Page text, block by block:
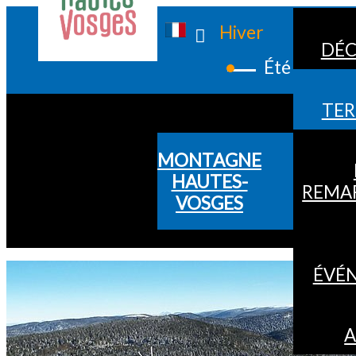
Hiver
Été
MONTAGNE
HAUTES-
VOSGES